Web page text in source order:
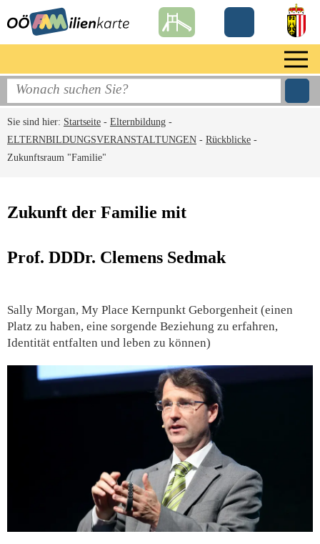
Sie sind hier: Startseite - Elternbildung -
ELTERNBILDUNGSVERANSTALTUNGEN - Rückblicke -
Zukunftsraum "Familie"
Zukunft der Familie mit
Prof. DDDr. Clemens Sedmak
Sally Morgan, My Place Kernpunkt Geborgenheit (einen
Platz zu haben, eine sorgende Beziehung zu erfahren,
Identität entfalten und leben zu können)